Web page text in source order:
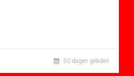
50 dagen geleden